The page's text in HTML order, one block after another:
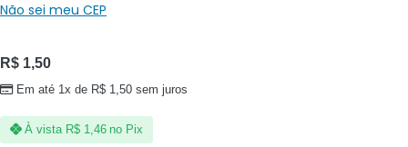
Não sei meu CEP
R$ 1,50
Em até 1x de R$ 1,50 sem juros
À vista R$1,46 no Pix